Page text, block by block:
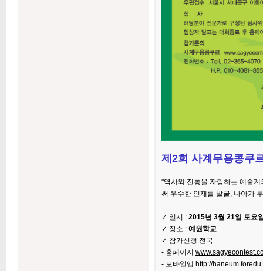
제2회 사계무용콩쿠
"역사와 전통을 자랑하는 예술
써 우수한 인재를 발굴, 나아가
✓ 일시 : 2015년 3월 21일 토요
✓ 장소 : 예원학교
✓ 참가신청 전국
- 홈페이지
- 모바일앱 http://